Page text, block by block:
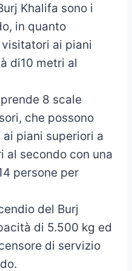
Khalifa sono i
in quanto
ai piani
di10 metri al
8 scale
che possono
piani superiori a
al secondo con una
persone per
del Burj
di 5.500 kg ed
di servizio